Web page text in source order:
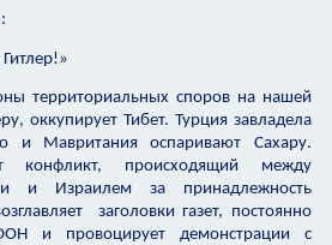
территориальных споров на нашей
оккупирует Тибет. Турция завладела
и Мавритания оспаривают Сахару.
конфликт, происходящий между
и Израилем за принадлежность
заголовки газет, постоянно
и провоцирует демонстрации с